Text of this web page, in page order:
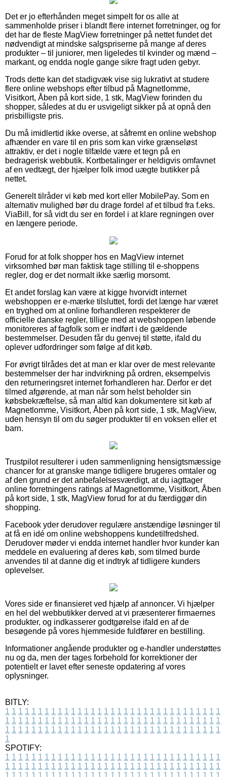
Det er jo efterhånden meget simpelt for os alle at
sammenholde priser i blandt flere internet forretninger, og for
det har de fleste MagView forretninger på nettet fundet det
nødvendigt at mindske salgspriserne på mange af deres
produkter – til juniorer, men ligeledes til kvinder og mænd –
markant, og endda nogle gange sikre fragt uden gebyr.
Trods dette kan det stadigvæk vise sig lukrativt at studere
flere online webshops efter tilbud på Magnetlomme,
Visitkort, Åben på kort side, 1 stk, MagView forinden du
shopper, således at du er usvigeligt sikker på at opnå den
prisbilligste pris.
Du må imidlertid ikke overse, at såfremt en online webshop
afhænder en vare til en pris som kan virke grænseløst
attraktiv, er det i nogle tilfælde være et tegn på en
bedragerisk webbutik. Kortbetalinger er heldigvis omfavnet
af en vedtægt, der hjælper folk imod uægte butikker på
nettet.
Generelt tilråder vi køb med kort eller MobilePay. Som en
alternativ mulighed bør du drage fordel af et tilbud fra f.eks.
ViaBill, for så vidt du ser en fordel i at klare regningen over
en længere periode.
Forud for at folk shopper hos en MagView internet
virksomhed bør man faktisk tage stilling til e-shoppens
regler, dog er det normalt ikke særlig morsomt.
Et andet forslag kan være at kigge hvorvidt internet
webshoppen er e-mærke tilsluttet, fordi det længe har været
en tryghed om at online forhandleren respekterer de
officielle danske regler, tillige med at webshoppen løbende
monitoreres af fagfolk som er indført i de gældende
bestemmelser. Desuden får du genvej til støtte, ifald du
oplever udfordringer som følge af dit køb.
For øvrigt tilrådes det at man er klar over de mest relevante
bestemmelser der har indvirkning på ordren, eksempelvis
den returneringsret internet forhandleren har. Derfor er det
tilmed afgørende, at man når som helst beholder sin
købsbekræftelse, så man altid kan dokumentere sit køb af
Magnetlomme, Visitkort, Åben på kort side, 1 stk, MagView,
uden hensyn til om du søger produkter til en voksen eller et
barn.
Trustpilot resulterer i uden sammenligning hensigtsmæssige
chancer for at granske mange tidligere brugeres omtaler og
af den grund er det anbefalelsesværdigt, at du iagttager
online forretningens ratings af Magnetlomme, Visitkort, Åben
på kort side, 1 stk, MagView forud for at du færdiggør din
shopping.
Facebook yder derudover regulære anstændige løsninger til
at få en idé om online webshoppens kundetilfredshed.
Derudover møder vi endda internet handler hvor kunder kan
meddele en evaluering af deres køb, som tilmed burde
anvendes til at danne dig et indtryk af tidligere kunders
oplevelser.
Vores side er finansieret ved hjælp af annoncer. Vi hjælper
en hel del webbutikker derved at vi præsenterer firmaernes
produkter, og indkasserer godtgørelse ifald en af de
besøgende på vores hjemmeside fuldfører en bestilling.
Informationer angående produkter og e-handler understøttes
nu og da, men der tages forbehold for korrektioner der
potentielt er lavet efter seneste opdatering af vores
oplysninger.
BITLY:
1 1 1 1 1 1 1 1 1 1 1 1 1 1 1 1 1 1 1 1 1 1 1 1 1 1 1 1 1 1 1 1 1
1 1 1 1 1 1 1 1 1 1 1 1 1 1 1 1 1 1 1 1 1 1 1 1 1 1 1 1 1 1 1 1 1
1 1 1 1 1 1 1 1 1 1 1 1 1 1 1 1 1 1 1 1 1 1 1 1 1 1 1 1 1 1 1 1 1
1
SPOTIFY:
1 1 1 1 1 1 1 1 1 1 1 1 1 1 1 1 1 1 1 1 1 1 1 1 1 1 1 1 1 1 1 1 1
1 1 1 1 1 1 1 1 1 1 1 1 1 1 1 1 1 1 1 1 1 1 1 1 1 1 1 1 1 1 1 1 1
1 1 1 1 1 1 1 1 1 1 1 1 1 1 1 1 1 1 1 1 1 1 1 1 1 1 1 1 1 1 1 1 1